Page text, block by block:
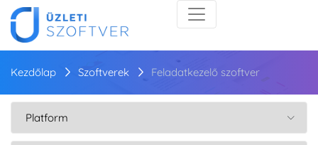
Kezdőlap Szoftverek Feladatkezelő szoftver